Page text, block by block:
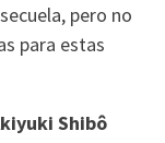
pero no
para estas
Shibô